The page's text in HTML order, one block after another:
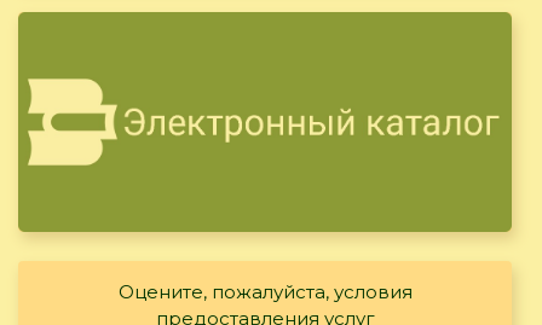
Оцените, пожалуйста, условия
предоставления услуг